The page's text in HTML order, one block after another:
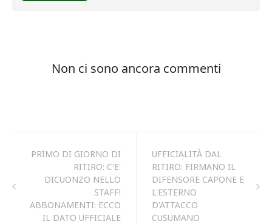
PRIMO DI GIORNO DI
RITIRO: C'E'
DICUONZO NELLO
STAFF!
ABBONAMENTI: ECCO
IL DATO UFFICIALE
UFFICIALITÀ DAL
RITIRO: FIRMANO IL
DIFENSORE CAPONE E
L'ESTERNO
D'ATTACCO
CUSUMANO